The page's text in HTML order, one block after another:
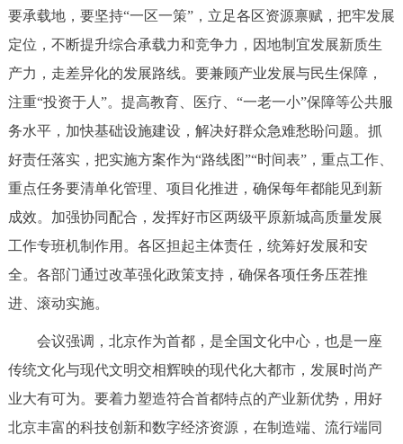
ENGLISH 한국어 日本語
DEUTSCH FRANÇAIS РУССКИЙ ЯЗЫК
ESPAÑOL العربية PORTUGUÊS
ITALIANO
要承载地，要坚持“一区一策”，立足各区资源禀赋，把牢发展
定位，不断提升综合承载力和竞争力，因地制宜发展新质生
产力，走差异化的发展路线。要兼顾产业发展与民生保障，
注重“投资于人”。提高教育、医疗、“一老一小”保障等公共服
务水平，加快基础设施建设，解决好群众急难愁盼问题。抓
好责任落实，把实施方案作为“路线图”“时间表”，重点工作、
重点任务要清单化管理、项目化推进，确保每年都能见到新
成效。加强协同配合，发挥好市区两级平原新城高质量发展
工作专班机制作用。各区担起主体责任，统筹好发展和安
全。各部门通过改革强化政策支持，确保各项任务压茬推
进、滚动实施。
会议强调，北京作为首都，是全国文化中心，也是一座
传统文化与现代文明交相辉映的现代化大都市，发展时尚产
业大有可为。要着力塑造符合首都特点的产业新优势，用好
北京丰富的科技创新和数字经济资源，在制造端、流行端同